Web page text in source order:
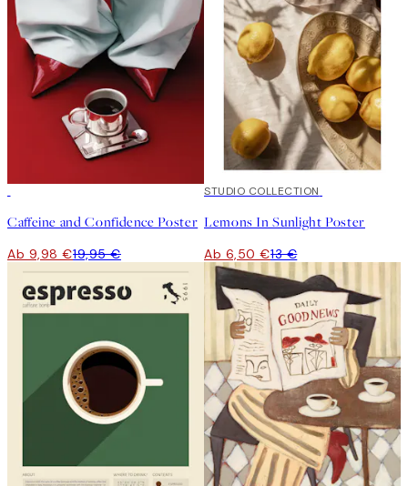
Caffeine and Confidence Poster
Ab 9,98 €19,95 €
50%*
STUDIO COLLECTION
Lemons In Sunlight Poster
Ab 6,50 €13 €